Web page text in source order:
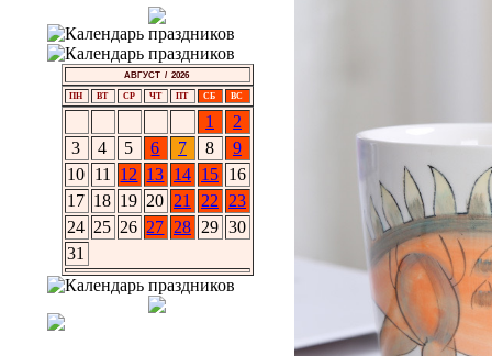
АВГУСТ / 2026
ПН ВТ СР ЧТ ПТ СБ ВС
1
2
3
4 5 6 7 8
9
10 11 12 13 14 15 16
17 18 19 20 21 22
23
24 25 26 27 28 29 30
31